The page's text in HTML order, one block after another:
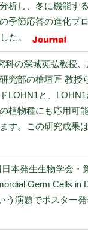
析し、冬に機能す
季節応答の進化プ
た。
科の深城英弘教授、
究部の檜垣匠 教授
LOHN1と、LOHN1
植物種にも応用可能
す。この研究成果
本発生生物学会・
Germ Cells in
う演題でポスター